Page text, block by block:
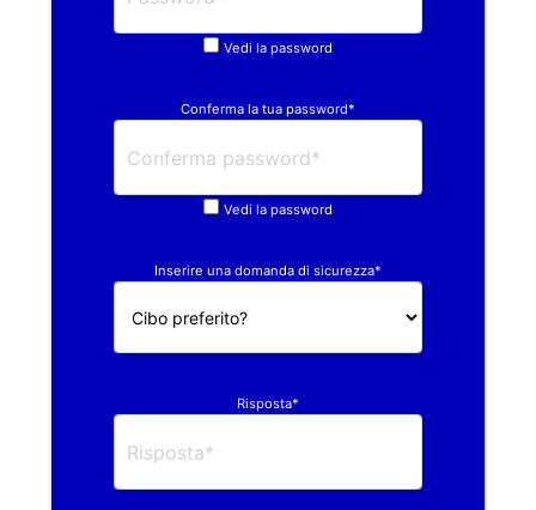
Vedi la password
Conferma la tua password*
Vedi la password
Inserire una domanda di sicurezza*
Risposta*